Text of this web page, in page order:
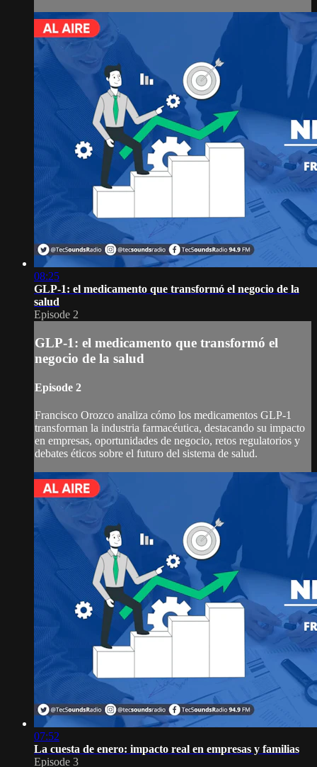
08:25
GLP-1: el medicamento que transformó el negocio de la
salud
Episode 2
GLP-1: el medicamento que transformó el
negocio de la salud
Episode 2
Francisco Orozco analiza cómo los medicamentos GLP-1
transforman la industria farmacéutica, destacando su impacto
en empresas, oportunidades de negocio, retos regulatorios y
debates éticos sobre el futuro del sistema de salud.
07:52
La cuesta de enero: impacto real en empresas y familias
Episode 3